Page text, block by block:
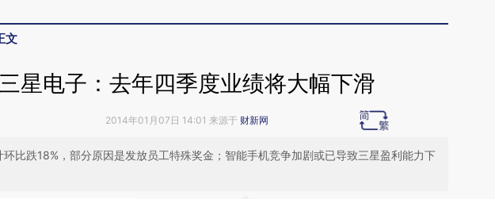
文
三星电子：去年四季度业绩将大幅下滑
2014年01月07日 14:01 来源于 财新网
环比跌18%，部分原因是发放员工特殊奖金；智能手机竞争加剧或已导致三星盈利能力下